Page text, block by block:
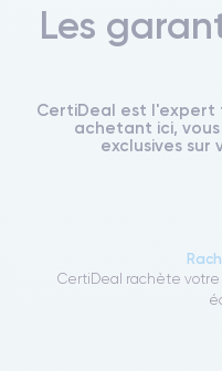
Les
CertiDeal est l'expert
achetant ici,
exclusives
CertiDeal rachète